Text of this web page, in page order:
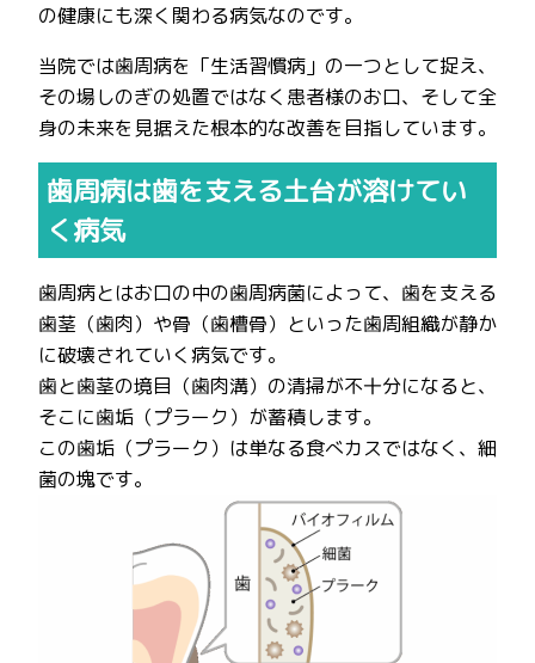
の健康にも深く関わる病気なのです。
当院では歯周病を「生活習慣病」の一つとして捉え、
その場しのぎの処置ではなく患者様のお口、そして全
身の未来を見据えた根本的な改善を目指しています。
歯周病は歯を支える土台が溶けてい
く病気
歯周病とはお口の中の歯周病菌によって、歯を支える
歯茎（歯肉）や骨（歯槽骨）といった歯周組織が静か
に破壊されていく病気です。
歯と歯茎の境目（歯肉溝）の清掃が不十分になると、
そこに歯垢（プラーク）が蓄積します。
この歯垢（プラーク）は単なる食べカスではなく、細
菌の塊です。